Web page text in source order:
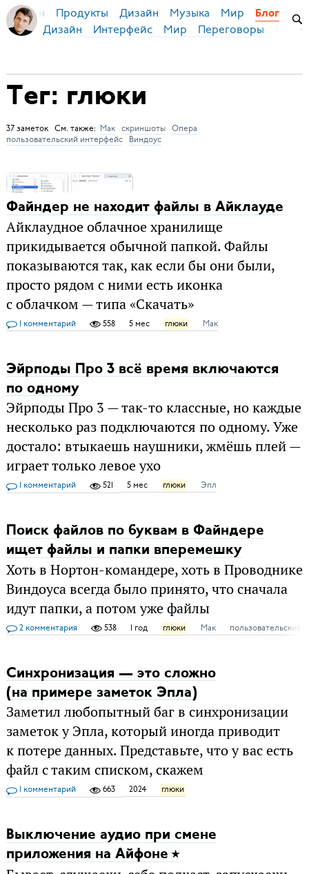
Бирман Продукты Дизайн Музыка Мир Блог
Дизайн Интерфейс Мир Переговоры
Тег: глюки
37 заметок См. также: Мак скриншоты Опера
пользовательский интерфейс
Виндоус
Файндер не находит файлы в Айклауде
Айклаудное облачное хранилище
прикидывается обычной папкой. Файлы
показываются так, как если бы они были,
просто рядом с ними есть иконка
с облачком — типа «Скачать»
1 комментарий 558 5 мес глюки Мак
Эйрподы Про 3 всё время включаются
по одному
Эйрподы Про 3 — так-то классные, но каждые
несколько раз подключаются по одному. Уже
достало: втыкаешь наушники, жмёшь плей —
играет только левое ухо
1 комментарий 521 5 мес глюки Эпл
Поиск файлов по буквам в Файндере
ищет файлы и папки вперемешку
Хоть в Нортон-командере, хоть в Проводнике
Виндоуса всегда было принято, что сначала
идут папки, а потом уже файлы
2 комментария 538 1 год глюки Мак пользовательский
Синхронизация — это сложно
(на примере заметок Эпла)
Заметил любопытный баг в синхронизации
заметок у Эпла, который иногда приводит
к потере данных. Представьте, что у вас есть
файл с таким списком, скажем
1 комментарий 663 2024 глюки
Выключение аудио при смене
приложения на Айфоне